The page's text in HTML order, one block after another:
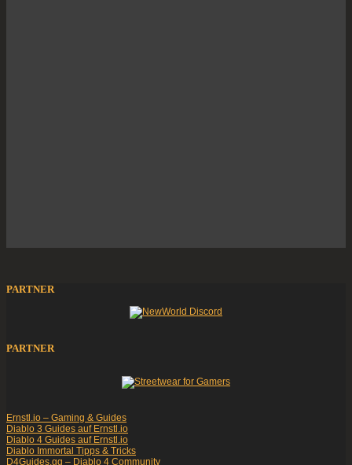
PARTNER
PARTNER
Ernstl.io – Gaming & Guides
Diablo 3 Guides auf Ernstl.io
Diablo 4 Guides auf Ernstl.io
Diablo Immortal Tipps & Tricks
D4Guides.gg – Diablo 4 Community